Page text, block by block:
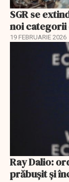
SGR se
noi categorii
19 FEBRUARIE 2026
Ray Dalio:
prăbușit și